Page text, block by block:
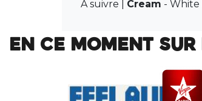
À suivre | Cream - White
EN CE MOMENT